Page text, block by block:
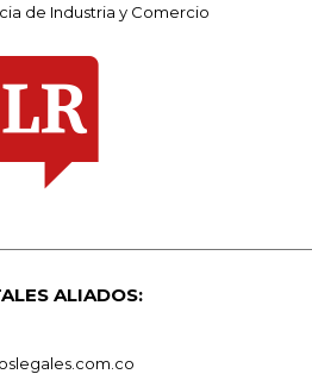
de Industria y Comercio
ALIADOS: